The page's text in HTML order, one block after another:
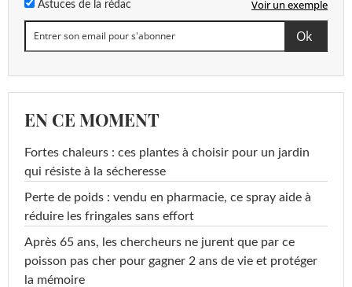
Astuces de la rédac Voir un exemple
EN CE MOMENT
Fortes chaleurs : ces plantes à choisir pour un jardin
qui résiste à la sécheresse
Perte de poids : vendu en pharmacie, ce spray aide à
réduire les fringales sans effort
Après 65 ans, les chercheurs ne jurent que par ce
poisson pas cher pour gagner 2 ans de vie et protéger
la mémoire